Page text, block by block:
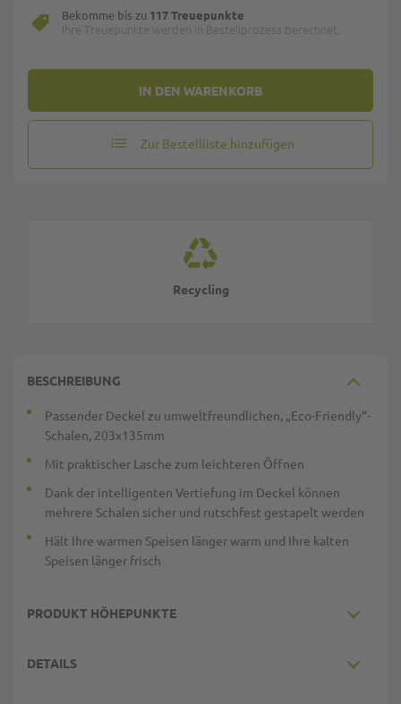
IN DEN WARENKORB
Bekomme bis zu 117 Treuepunkte
Ihre Treuepunkte werden in Bestellprozess berechnet.
Zur Bestellliste hinzufügen
Recycling
BESCHREIBUNG
Passender Deckel zu umweltfreundlichen, „Eco-Friendly“-
Schalen, 203x135mm
Mit praktischer Lasche zum leichteren Öffnen
Dank der intelligenten Vertiefung im Deckel können
mehrere Schalen sicher und rutschfest gestapelt werden
Hält Ihre warmen Speisen länger warm und Ihre kalten
Speisen länger frisch
PRODUKT HÖHEPUNKTE
DETAILS